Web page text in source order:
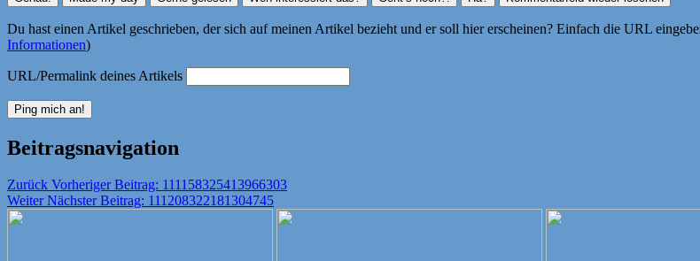
Du hast einen Artikel geschrieben, der sich auf meinen Artikel bezieht und er soll hier erscheinen? Einfach die URL
Informationen)
URL/Permalink deines Artikels
Beitragsnavigation
Zurück Vorheriger Beitrag: 111158325413966303
Weiter Nächster Beitrag: 111208322181304745